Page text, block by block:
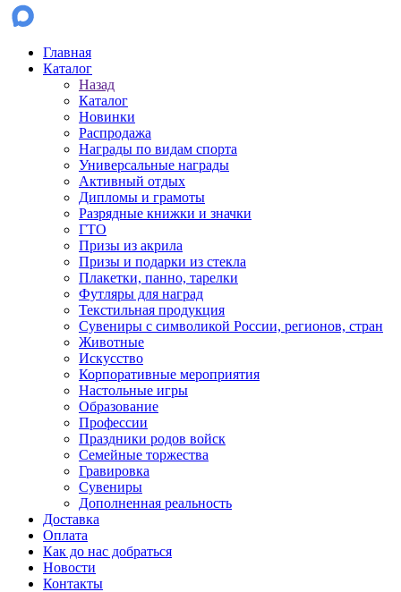
Главная
Каталог
Назад
Каталог
Новинки
Распродажа
Награды по видам спорта
Универсальные награды
Активный отдых
Дипломы и грамоты
Разрядные книжки и значки
ГТО
Призы из акрила
Призы и подарки из стекла
Плакетки, панно, тарелки
Футляры для наград
Текстильная продукция
Сувениры с символикой России, регионов, стран
Животные
Искусство
Корпоративные мероприятия
Настольные игры
Образование
Профессии
Праздники родов войск
Семейные торжества
Гравировка
Сувениры
Дополненная реальность
Доставка
Оплата
Как до нас добраться
Новости
Контакты